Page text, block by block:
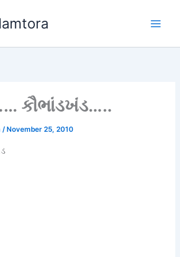
કૌભાંડખંડ…..
/ November 25, 2010